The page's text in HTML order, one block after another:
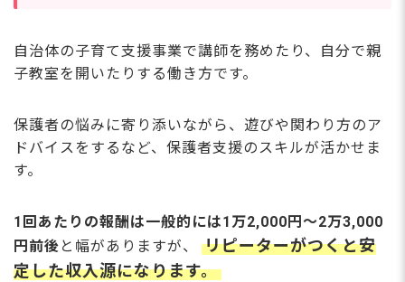
自治体の子育て支援事業で講師を務めたり、自分で親
子教室を開いたりする働き方です。
保護者の悩みに寄り添いながら、遊びや関わり方のア
ドバイスをするなど、保護者支援のスキルが活かせま
す。
1回あたりの報酬は一般的には1万2,000円〜2万3,000
円前後 と幅がありますが、
リピーターがつくと安
定した収入源になります。